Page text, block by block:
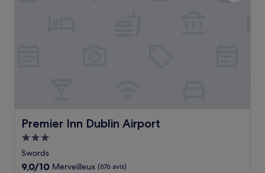
Premier Inn Dublin Airport
Premier Inn Dublin Airport
Hébergement
3.0 étoiles
Swords
9.0
9,0/10 Merveilleux (676 avis)